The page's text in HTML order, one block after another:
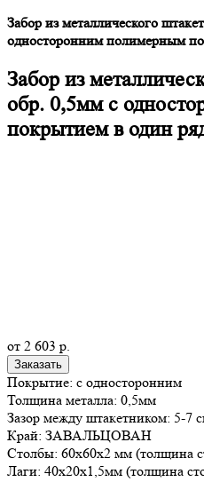
Забор из металлического
односторонним полимерным
Забор из
обр. 0,5мм с
покрытием в один
от 2 603 р.
Заказать
Покрытие: с односторонним
Толщина металла: 0,5мм
Зазор между штакетником: 5-7
Край: ЗАВАЛЬЦОВАН
Столбы: 60х60х2 мм (толщина
Лаги: 40х20х1,5мм (толщина